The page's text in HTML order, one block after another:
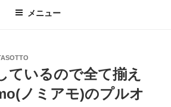
メニュー
ているので全て揃え
ノミアモ)のプルオ